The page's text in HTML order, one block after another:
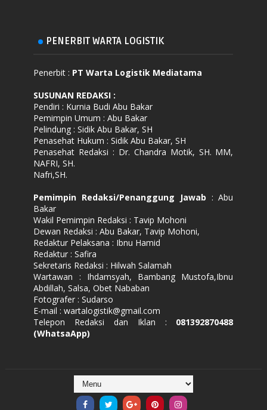
PENERBIT WARTA LOGISTIK
Penerbit : PT Warta Logistik Mediatama
SUSUNAN REDAKSI :
Pendiri : Kurnia Budi Abu Bakar
Pemimpin Umum : Abu Bakar
Pelindung : Sidik Abu Bakar, SH
Penasehat Hukum : Sidik Abu Bakar, SH
Penasehat Redaksi : Dr. Chandra Motik, SH. MM,
NAFRI, SH.
Nafri,SH.
Pemimpin Redaksi/Penanggung Jawab : Abu
Bakar
Wakil Pemimpin Redaksi : Tavip Mohoni
Dewan Redaksi : Abu Bakar, Tavip Mohoni,
Redaktur Pelaksana : Ibnu Hamid
Redaktur : Safira
Sekretaris Redaksi : Hilwah Salamah
Wartawan : Ihdamsyah, Bambang Mustofa,Ibnu
Abdillah, Salsa, Obet Nababan
Fotografer : Sudarso
E-mail : wartalogistik@gmail.com
Telepon Redaksi dan Iklan : 081392870488
(WhatsaApp)